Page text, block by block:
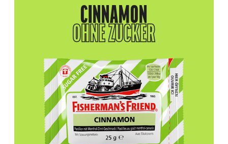
CINNAMON
OHNE ZUCKER